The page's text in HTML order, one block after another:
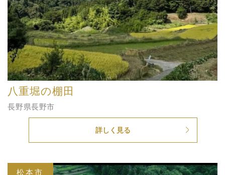
八重堀の棚田
長野県長野市
詳しく見る
松本市